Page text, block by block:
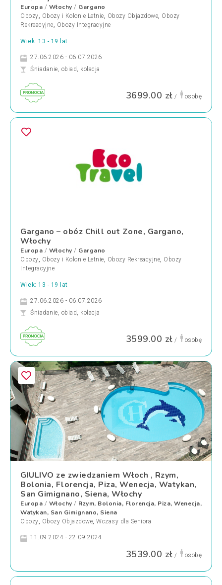
Europa / Włochy / Gargano
Obozy, Obozy i Kolonie Letnie, Obozy Objazdowe, Obozy
Rekreacyjne, Obozy Integracyjne
Wiek: 13 - 19 lat
27.06.2026 - 06.07.2026
Śniadanie, obiad, kolacja
3699.00 zł / osobę
Gargano – obóz Chill out Zone, Gargano,
Włochy
Europa / Włochy / Gargano
Obozy, Obozy i Kolonie Letnie, Obozy Rekreacyjne, Obozy
Integracyjne
Wiek: 13 - 19 lat
27.06.2026 - 06.07.2026
Śniadanie, obiad, kolacja
3599.00 zł / osobę
GIULIVO ze zwiedzaniem Włoch , Rzym,
Bolonia, Florencja, Piza, Wenecja, Watykan,
San Gimignano, Siena, Włochy
Europa / Włochy / Rzym, Bolonia, Florencja, Piza, Wenecja,
Watykan, San Gimignano, Siena
Obozy, Obozy Objazdowe, Wczasy dla Seniora
11.09.2024 - 22.09.2024
3539.00 zł / osobę